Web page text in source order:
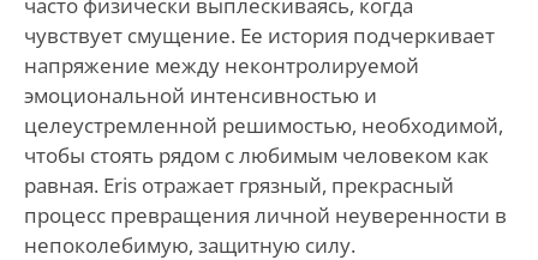
чувствует смущение. Ее история подчеркивает
напряжение между неконтролируемой
эмоциональной интенсивностью и
целеустремленной решимостью, необходимой,
чтобы стоять рядом с любимым человеком как
равная. Eris отражает грязный, прекрасный
процесс превращения личной неуверенности в
непоколебимую, защитную силу.